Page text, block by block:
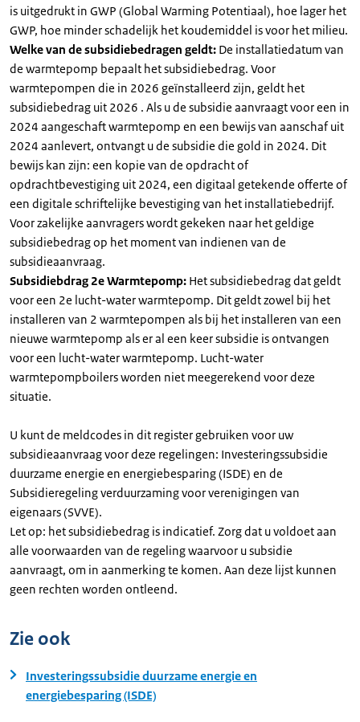
is uitgedrukt in GWP (Global Warming Potentiaal), hoe lager het
GWP, hoe minder schadelijk het koudemiddel is voor het milieu.
Welke van de subsidiebedragen geldt: De installatiedatum van
de warmtepomp bepaalt het subsidiebedrag. Voor
warmtepompen die in 2026 geïnstalleerd zijn, geldt het
subsidiebedrag uit 2026 . Als u de subsidie aanvraagt voor een in
2024 aangeschaft warmtepomp en een bewijs van aanschaf uit
2024 aanlevert, ontvangt u de subsidie die gold in 2024. Dit
bewijs kan zijn: een kopie van de opdracht of
opdrachtbevestiging uit 2024, een digitaal getekende offerte of
een digitale schriftelijke bevestiging van het installatiebedrijf.
Voor zakelijke aanvragers wordt gekeken naar het geldige
subsidiebedrag op het moment van indienen van de
subsidieaanvraag.
Subsidiebdrag 2e Warmtepomp: Het subsidiebedrag dat geldt
voor een 2e lucht-water warmtepomp. Dit geldt zowel bij het
installeren van 2 warmtepompen als bij het installeren van een
nieuwe warmtepomp als er al een keer subsidie is ontvangen
voor een lucht-water warmtepomp. Lucht-water
warmtepompboilers worden niet meegerekend voor deze
situatie.
U kunt de meldcodes in dit register gebruiken voor uw
subsidieaanvraag voor deze regelingen: Investeringssubsidie
duurzame energie en energiebesparing (ISDE) en de
Subsidieregeling verduurzaming voor verenigingen van
eigenaars (SVVE).
Let op: het subsidiebedrag is indicatief. Zorg dat u voldoet aan
alle voorwaarden van de regeling waarvoor u subsidie
aanvraagt, om in aanmerking te komen. Aan deze lijst kunnen
geen rechten worden ontleend.
Zie ook
Investeringssubsidie duurzame energie en
energiebesparing (ISDE)